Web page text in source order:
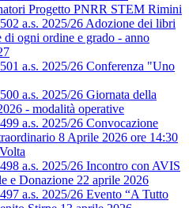
Progetto PNRR STEM Rimini
a.s. 2025/26 Adozione dei libri
di ogni ordine e grado - anno
a.s. 2025/26 Conferenza "Uno
a.s. 2025/26 Giornata della
- modalità operative
a.s. 2025/26 Convocazione
8 Aprile 2026 ore 14:30
a.s. 2025/26 Incontro con AVIS
e Donazione 22 aprile 2026
a.s. 2025/26 Evento “A Tutto